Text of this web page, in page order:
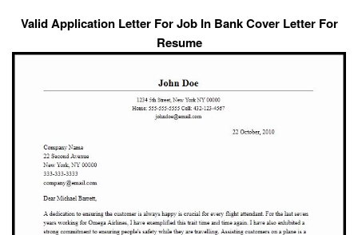
Valid Application Letter For Job In Bank Cover Letter For
Resume